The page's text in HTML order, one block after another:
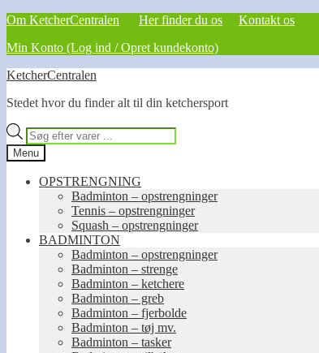
Om KetcherCentralen Her finder du os
Kontakt os
Min Konto (Log ind / Opret kundekonto)
Spring
navigation
Spring
indhold
KetcherCentralen
Stedet hvor du finder alt til din ketchersport
Products
search
Menu
OPSTRENGNING
Badminton – opstrengninger
Tennis – opstrengninger
Squash – opstrengninger
BADMINTON
Badminton – opstrengninger
Badminton – strenge
Badminton – ketchere
Badminton – greb
Badminton – fjerbolde
Badminton – tøj mv.
Badminton – tasker